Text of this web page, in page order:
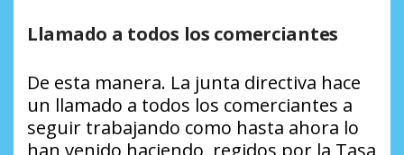
Llamado a todos los comerciantes
De esta manera. La junta directiva hace
un llamado a todos los comerciantes a
seguir trabajando como hasta ahora lo